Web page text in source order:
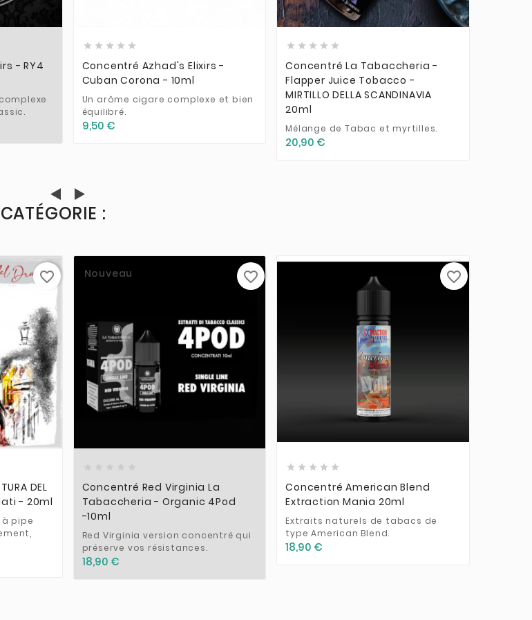
- RY4
    
Concentré Azhad's Elixirs -
Cuban Corona - 10ml
Un arôme cigare complexe et bien
équilibré.
9,50 €
  
    
Concentré La Tabaccheria -
Flapper Juice Tobacco -
MIRTILLO DELLA SCANDINAVIA
20ml
Mélange de Tabac et myrtilles.
20,90 €
:
DEL
- 20ml
pipe
favorite_border Nouveau
Concentré Red Virginia La
Tabaccheria - Organic 4Pod
-10ml
Red Virginia version concentré qui
préserve vos résistances.
18,90 €
favorite_border
    
Concentré American Blend
Extraction Mania 20ml
Extraits naturels de tabacs de
type American Blend.
18,90 €
favorite_border